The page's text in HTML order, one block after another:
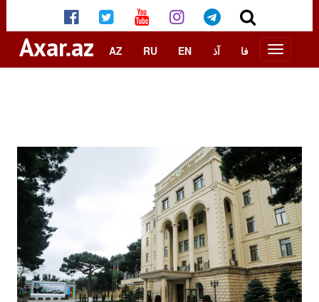
Axar.az AZ RU EN آذ فا